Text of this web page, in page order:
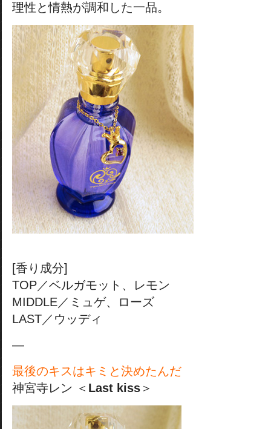
理性と情熱が調和した一品。
[香り成分]
TOP／ベルガモット、レモン
MIDDLE／ミュゲ、ローズ
LAST／ウッディ
—
最後のキスはキミと決めたんだ
神宮寺レン ＜ Last kiss ＞